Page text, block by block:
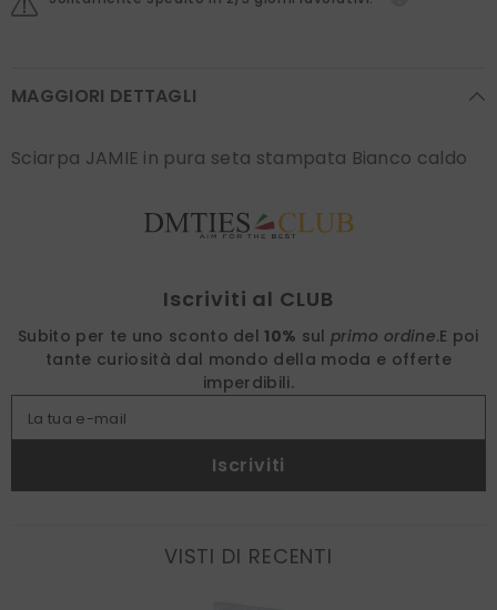
MAGGIORI DETTAGLI
Sciarpa JAMIE in pura seta stampata Bianco caldo
Iscriviti al CLUB
Subito per te uno sconto del 10% sulprimo ordine.E poi
tante curiosità dal mondo della moda e offerte
imperdibili.
La tua e-mail
Iscriviti
VISTI DI RECENTI